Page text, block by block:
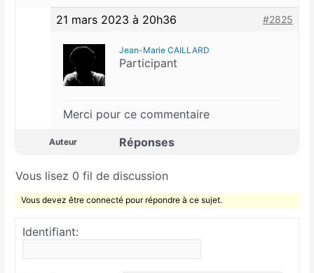
21 mars 2023 à 20h36
#2825
Jean-Marie CAILLARD
Participant
Merci pour ce commentaire
Auteur Réponses
Vous lisez 0 fil de discussion
Vous devez être connecté pour répondre à ce sujet.
Identifiant: